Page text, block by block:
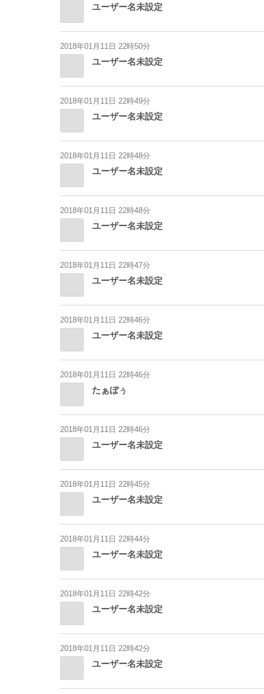
ユーザー名未設定
2018年01月11日 22時50分
ユーザー名未設定
2018年01月11日 22時49分
ユーザー名未設定
2018年01月11日 22時48分
ユーザー名未設定
2018年01月11日 22時48分
ユーザー名未設定
2018年01月11日 22時47分
ユーザー名未設定
2018年01月11日 22時46分
ユーザー名未設定
2018年01月11日 22時46分
たぁぼぅ
2018年01月11日 22時46分
ユーザー名未設定
2018年01月11日 22時45分
ユーザー名未設定
2018年01月11日 22時44分
ユーザー名未設定
2018年01月11日 22時42分
ユーザー名未設定
2018年01月11日 22時42分
ユーザー名未設定